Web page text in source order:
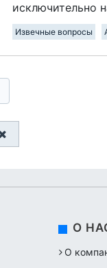
исключительно
Извечные вопросы
О
О